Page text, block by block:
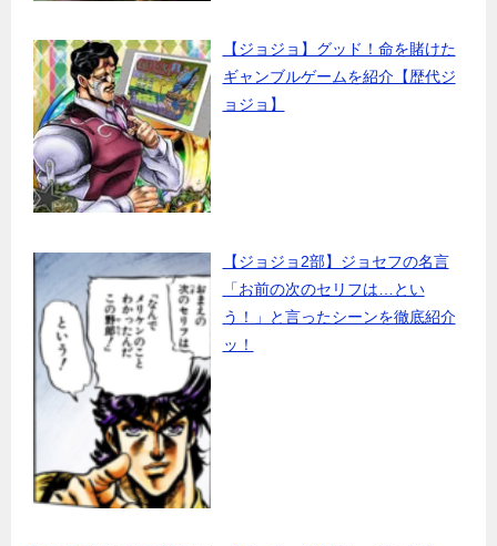
【ジョジョ】グッド！命を賭けた
ギャンブルゲームを紹介【歴代ジ
ョジョ】
【ジョジョ2部】ジョセフの名言
「お前の次のセリフは…とい
う！」と言ったシーンを徹底紹介
ッ！